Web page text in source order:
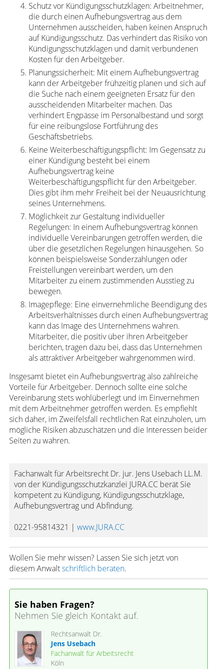
Schutz vor Kündigungsschutzklagen: Arbeitnehmer,
die durch einen Aufhebungsvertrag aus dem
Unternehmen ausscheiden, haben keinen Anspruch
auf Kündigungsschutz. Das verhindert das Risiko von
Kündigungsschutzklagen und damit verbundenen
Kosten für den Arbeitgeber.
Planungssicherheit: Mit einem Aufhebungsvertrag
kann der Arbeitgeber frühzeitig planen und sich auf
die Suche nach einem geeigneten Ersatz für den
ausscheidenden Mitarbeiter machen. Das
verhindert Engpässe im Personalbestand und sorgt
für eine reibungslose Fortführung des
Geschäftsbetriebs.
Keine Weiterbeschäftigungspflicht: Im Gegensatz zu
einer Kündigung besteht bei einem
Aufhebungsvertrag keine
Weiterbeschäftigungspflicht für den Arbeitgeber.
Dies gibt ihm mehr Freiheit bei der Neuausrichtung
seines Unternehmens.
Möglichkeit zur Gestaltung individueller
Regelungen: In einem Aufhebungsvertrag können
individuelle Vereinbarungen getroffen werden, die
über die gesetzlichen Regelungen hinausgehen. So
können beispielsweise Sonderzahlungen oder
Freistellungen vereinbart werden, um den
Mitarbeiter zu einem zustimmenden Ausstieg zu
bewegen.
Imagepflege: Eine einvernehmliche Beendigung des
Arbeitsverhältnisses durch einen Aufhebungsvertrag
kann das Image des Unternehmens wahren.
Mitarbeiter, die positiv über ihren Arbeitgeber
berichten, tragen dazu bei, dass das Unternehmen
als attraktiver Arbeitgeber wahrgenommen wird.
Insgesamt bietet ein Aufhebungsvertrag also zahlreiche
Vorteile für Arbeitgeber. Dennoch sollte eine solche
Vereinbarung stets wohlüberlegt und im Einvernehmen
mit dem Arbeitnehmer getroffen werden. Es empfiehlt
sich daher, im Zweifelsfall rechtlichen Rat einzuholen, um
mögliche Risiken abzuschätzen und die Interessen beider
Seiten zu wahren.
Fachanwalt für Arbeitsrecht Dr. jur. Jens Usebach LL.M.
von der Kündigungsschutzkanzlei JURA.CC berät Sie
kompetent zu Kündigung, Kündigungsschutzklage,
Aufhebungsvertrag und Abfindung.
0221-95814321 | www.JURA.CC
Wollen Sie mehr wissen? Lassen Sie sich jetzt von
diesem Anwaltschriftlich beraten.
Sie haben Fragen?
Nehmen Sie gleich Kontakt auf.
Rechtsanwalt Dr.
Jens Usebach
Fachanwalt für Arbeitsrecht
Köln